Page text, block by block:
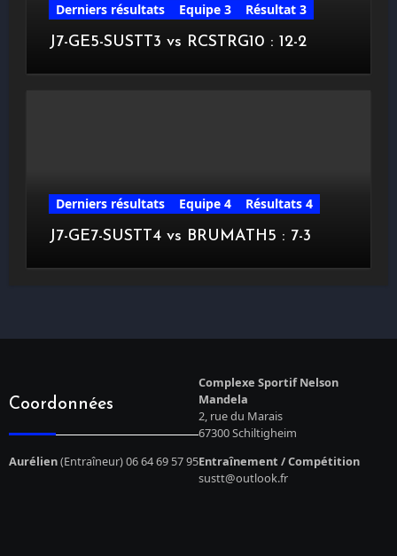
Derniers résultats Equipe 3
Résultat 3
J7-GE5-SUSTT3 vs RCSTRG10 : 12-2
Derniers résultats Equipe 4
Résultats 4
J7-GE7-SUSTT4 vs BRUMATH5 : 7-3
Coordonnées
Complexe Sportif Nelson
Mandela
2, rue du Marais
67300 Schiltigheim
Aurélien(Entraîneur) 06 64 69 57 95Entraînement / Compétition
sustt@outlook.fr